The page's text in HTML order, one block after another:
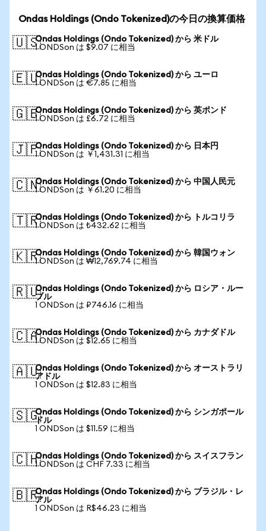
Ondas Holdings (Ondo Tokenized)の今日の換算価格
🇺🇸Ondas Holdings (Ondo Tokenized) から 米ドル
1 ONDSon は $9.07 に相当
🇪🇺Ondas Holdings (Ondo Tokenized) から ユーロ
1 ONDSon は €7.85 に相当
🇬🇧Ondas Holdings (Ondo Tokenized) から 英ポンド
1 ONDSon は £6.72 に相当
🇯🇵Ondas Holdings (Ondo Tokenized) から 日本円
1 ONDSon は ￥1,431.31 に相当
🇨🇳Ondas Holdings (Ondo Tokenized) から 中国人民元
1 ONDSon は ￥61.20 に相当
🇹🇷Ondas Holdings (Ondo Tokenized) から トルコリラ
1 ONDSon は ₺432.62 に相当
🇰🇷Ondas Holdings (Ondo Tokenized) から 韓国ウォン
1 ONDSon は ₩12,769.74 に相当
🇷🇺Ondas Holdings (Ondo Tokenized) から ロシア・ルー
ブル
1 ONDSon は ₽746.16 に相当
🇨🇦Ondas Holdings (Ondo Tokenized) から カナダドル
1 ONDSon は $12.65 に相当
🇦🇺Ondas Holdings (Ondo Tokenized) から オーストラリ
アドル
1 ONDSon は $12.83 に相当
🇸🇬Ondas Holdings (Ondo Tokenized) から シンガポール
ドル
1 ONDSon は $11.59 に相当
🇨🇭Ondas Holdings (Ondo Tokenized) から スイスフラン
1 ONDSon は CHF 7.33 に相当
🇧🇷Ondas Holdings (Ondo Tokenized) から ブラジル・レ
アル
1 ONDSon は R$46.23 に相当